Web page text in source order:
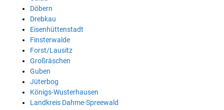
Döbern
Drebkau
Eisenhüttenstadt
Finsterwalde
Forst/Lausitz
Großräschen
Guben
Jüterbog
Königs-Wusterhausen
Landkreis Dahme-Spreewald